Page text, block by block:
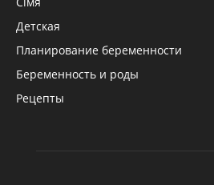
Детская
Планирование беременности
Беременность и роды
Рецепты